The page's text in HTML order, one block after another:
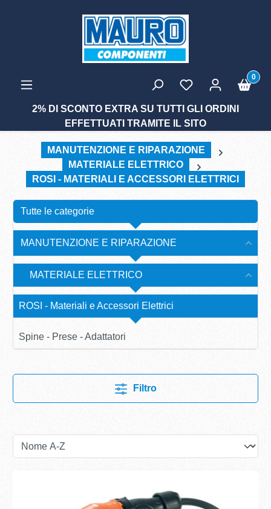
0
2% DI SCONTO EXTRA SU TUTTI GLI ORDINI
EFFETTUATI TRAMITE IL SITO
MANUTENZIONE E RIPARAZIONE
MATERIALE ELETTRICO
ROSI - MATERIALI E ACCESSORI ELETTRICI
Tutte le categorie
MANUTENZIONE E RIPARAZIONE
MATERIALE ELETTRICO
ROSI - Materiali e Accessori Elettrici
Spine - Prese - Adattatori
Filtro